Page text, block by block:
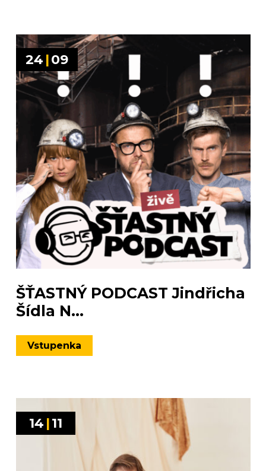
24 |09
ŠŤASTNÝ PODCAST Jindřicha
Šídla N...
Vstupenka
14 |11